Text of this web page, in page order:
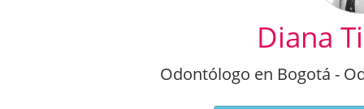
Diana
Odontólogo en Bogotá -